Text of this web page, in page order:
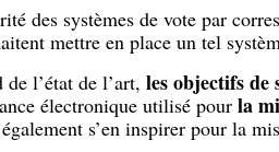
des systèmes de vote par
mettre en place un tel
l’état de l’art, les objectifs
électronique utilisé pour la
s’en inspirer pour la